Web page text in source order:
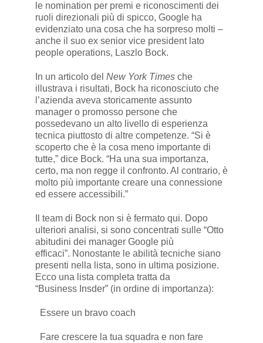
le nomination per premi e riconoscimenti dei
ruoli direzionali più di spicco, Google ha
evidenziato una cosa che ha sorpreso molti –
anche il suo ex senior vice president lato
people operations, Laszlo Bock.
In un articolo del New York Times che
illustrava i risultati, Bock ha riconosciuto che
l’azienda aveva storicamente assunto
manager o promosso persone che
possedevano un alto livello di esperienza
tecnica piuttosto di altre competenze. “Si è
scoperto che è la cosa meno importante di
tutte,” dice Bock. “Ha una sua importanza,
certo, ma non regge il confronto. Al contrario, è
molto più importante creare una connessione
ed essere accessibili.”
Il team di Bock non si è fermato qui. Dopo
ulteriori analisi, si sono concentrati sulle “Otto
abitudini dei manager Google più
efficaci”. Nonostante le abilità tecniche siano
presenti nella lista, sono in ultima posizione.
Ecco una lista completa tratta da
“Business Insder” (in ordine di importanza):
 Essere un bravo coach
 Fare crescere la tua squadra e non fare